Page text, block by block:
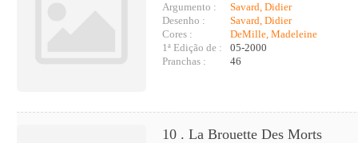
Argumento :
Savard, Didier
Desenho :
Savard, Didier
Cores :
DeMille, Madeleine
1ª Edição de :
05-2000
Pranchas :
46
10 . La Brouette Des Morts